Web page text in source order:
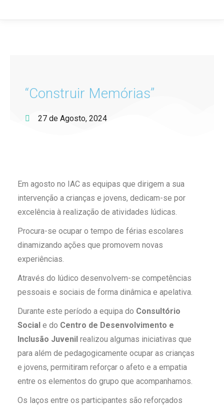
“Construir Memórias”
27 de Agosto, 2024
Em agosto no IAC as equipas que dirigem a sua
intervenção a crianças e jovens, dedicam-se por
excelência à realização de atividades lúdicas.
Procura-se ocupar o tempo de férias escolares
dinamizando ações que promovem novas
experiências.
Através do lúdico desenvolvem-se competências
pessoais e sociais de forma dinâmica e apelativa.
Durante este período a equipa do Consultório
Social e do Centro de Desenvolvimento e
Inclusão Juvenil realizou algumas iniciativas que
para além de pedagogicamente ocupar as crianças
e jovens, permitiram reforçar o afeto e a empatia
entre os elementos do grupo que acompanhamos.
Os laços entre os participantes são reforçados